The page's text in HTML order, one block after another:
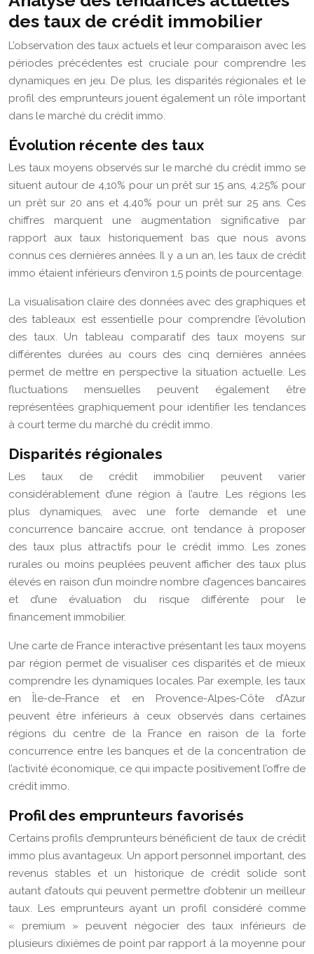
des taux de crédit immobilier
L’observation des taux actuels et leur comparaison avec les
périodes précédentes est cruciale pour comprendre les
dynamiques en jeu. De plus, les disparités régionales et le
profil des emprunteurs jouent également un rôle important
dans le marché du crédit immo.
Évolution récente des taux
Les taux moyens observés sur le marché du crédit immo se
situent autour de 4,10% pour un prêt sur 15 ans, 4,25% pour
un prêt sur 20 ans et 4,40% pour un prêt sur 25 ans. Ces
chiffres marquent une augmentation significative par
rapport aux taux historiquement bas que nous avons
connus ces dernières années. Il y a un an, les taux de crédit
immo étaient inférieurs d’environ 1,5 points de pourcentage.
La visualisation claire des données avec des graphiques et
des tableaux est essentielle pour comprendre l’évolution
des taux. Un tableau comparatif des taux moyens sur
différentes durées au cours des cinq dernières années
permet de mettre en perspective la situation actuelle. Les
fluctuations mensuelles peuvent également être
représentées graphiquement pour identifier les tendances
à court terme du marché du crédit immo.
Disparités régionales
Les taux de crédit immobilier peuvent varier
considérablement d’une région à l’autre. Les régions les
plus dynamiques, avec une forte demande et une
concurrence bancaire accrue, ont tendance à proposer
des taux plus attractifs pour le crédit immo. Les zones
rurales ou moins peuplées peuvent afficher des taux plus
élevés en raison d’un moindre nombre d’agences bancaires
et d’une évaluation du risque différente pour le
financement immobilier.
Une carte de France interactive présentant les taux moyens
par région permet de visualiser ces disparités et de mieux
comprendre les dynamiques locales. Par exemple, les taux
en Île-de-France et en Provence-Alpes-Côte d’Azur
peuvent être inférieurs à ceux observés dans certaines
régions du centre de la France en raison de la forte
concurrence entre les banques et de la concentration de
l’activité économique, ce qui impacte positivement l’offre de
crédit immo.
Profil des emprunteurs favorisés
Certains profils d’emprunteurs bénéficient de taux de crédit
immo plus avantageux. Un apport personnel important, des
revenus stables et un historique de crédit solide sont
autant d’atouts qui peuvent permettre d’obtenir un meilleur
taux. Les emprunteurs ayant un profil considéré comme
« premium » peuvent négocier des taux inférieurs de
plusieurs dixièmes de point par rapport à la moyenne pour